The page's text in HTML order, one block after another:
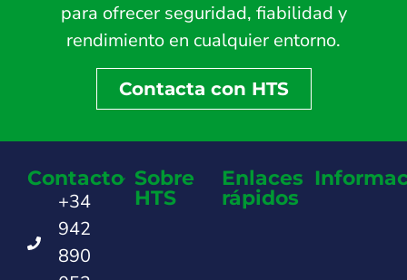
para ofrecer seguridad, fiabilidad y
rendimiento en cualquier entorno.
Contacta con HTS
Contacto
+34
942
890
Sobre
HTS
Enlaces
rápidos